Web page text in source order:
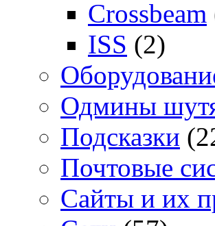
Crossbeam
ISS (2)
Одмины
Подсказки
Почтовые
Сайты и их